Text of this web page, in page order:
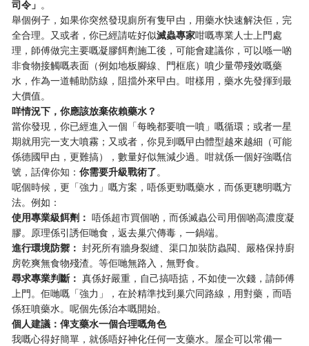
司令」 。
舉個例子，如果你突然發現廁所有隻曱甴，用藥水快速解決佢，完
全合理。又或者，你已經請咗好似滅蟲專家咁嘅專業人士上門處
理，師傅做完主要嘅凝膠餌劑施工後，可能會建議你，可以喺一啲
非食物接觸嘅表面（例如地板腳線、門框底）噴少量帶殘效嘅藥
水，作為一道輔助防線，阻擋外來曱甴。咁樣用，藥水先發揮到最
大價值。
咩情況下，你應該放棄依賴藥水？
當你發現，你已經進入一個「每晚都要噴一噴」嘅循環；或者一星
期就用完一支大噴霧；又或者，你見到嘅曱甴體型越來越細（可能
係德國曱甴，更難搞），數量好似無減少過。咁就係一個好強嘅信
號，話俾你知：你需要升級戰術了。
呢個時候，更「強力」嘅方案，唔係更勁嘅藥水，而係更聰明嘅方
法。例如：
使用專業級餌劑： ​ 唔係超市買個啲，而係滅蟲公司用個啲高濃度凝
膠。原理係引誘佢哋食，返去巢穴傳毒，一鍋端。
進行環境防禦： ​ 封死所有牆身裂縫、渠口加裝防蟲閥、嚴格保持廚
房乾爽無食物殘渣。等佢哋無路入，無野食。
尋求專業判斷： ​ 真係好嚴重，自己搞唔掂，不如使一次錢，請師傅
上門。佢哋嘅「強力」，在於精準找到巢穴同路線，用對藥，而唔
係狂噴藥水。呢個先係治本嘅開始。
個人建議：俾支藥水一個合理嘅角色
我嘅心得好簡單，就係唔好神化任何一支藥水。屋企可以常備一